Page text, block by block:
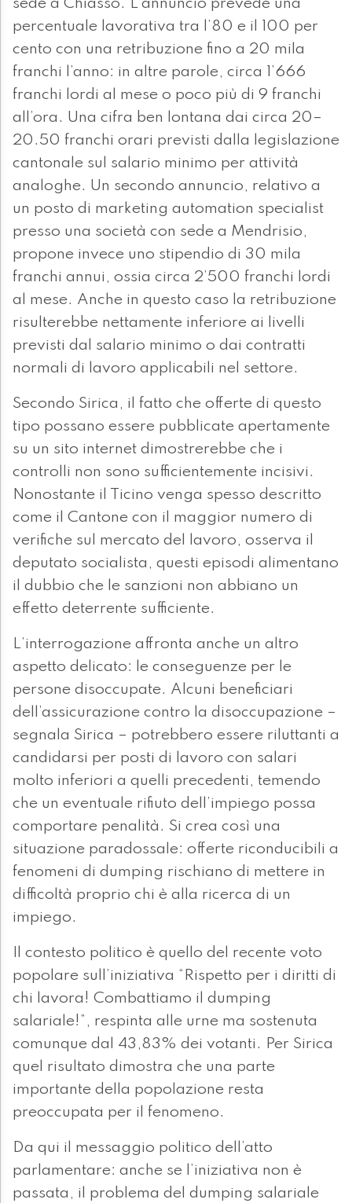
sede a Chiasso. L’annuncio prevede una
percentuale lavorativa tra l’80 e il 100 per
cento con una retribuzione fino a 20 mila
franchi l’anno: in altre parole, circa 1’666
franchi lordi al mese o poco più di 9 franchi
all’ora. Una cifra ben lontana dai circa 20–
20.50 franchi orari previsti dalla legislazione
cantonale sul salario minimo per attività
analoghe. Un secondo annuncio, relativo a
un posto di marketing automation specialist
presso una società con sede a Mendrisio,
propone invece uno stipendio di 30 mila
franchi annui, ossia circa 2’500 franchi lordi
al mese. Anche in questo caso la retribuzione
risulterebbe nettamente inferiore ai livelli
previsti dal salario minimo o dai contratti
normali di lavoro applicabili nel settore.
Secondo Sirica, il fatto che offerte di questo
tipo possano essere pubblicate apertamente
su un sito internet dimostrerebbe che i
controlli non sono sufficientemente incisivi.
Nonostante il Ticino venga spesso descritto
come il Cantone con il maggior numero di
verifiche sul mercato del lavoro, osserva il
deputato socialista, questi episodi alimentano
il dubbio che le sanzioni non abbiano un
effetto deterrente sufficiente.
L’interrogazione affronta anche un altro
aspetto delicato: le conseguenze per le
persone disoccupate. Alcuni beneficiari
dell’assicurazione contro la disoccupazione –
segnala Sirica – potrebbero essere riluttanti a
candidarsi per posti di lavoro con salari
molto inferiori a quelli precedenti, temendo
che un eventuale rifiuto dell’impiego possa
comportare penalità. Si crea così una
situazione paradossale: offerte riconducibili a
fenomeni di dumping rischiano di mettere in
difficoltà proprio chi è alla ricerca di un
impiego.
Il contesto politico è quello del recente voto
popolare sull’iniziativa “Rispetto per i diritti di
chi lavora! Combattiamo il dumping
salariale!”, respinta alle urne ma sostenuta
comunque dal 43,83% dei votanti. Per Sirica
quel risultato dimostra che una parte
importante della popolazione resta
preoccupata per il fenomeno.
Da qui il messaggio politico dell’atto
parlamentare: anche se l’iniziativa non è
passata, il problema del dumping salariale